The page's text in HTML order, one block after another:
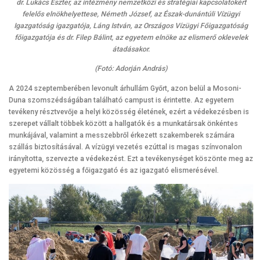
dr. Lukács Eszter, az intézmény nemzetközi és stratégiai kapcsolatokért
felelős elnökhelyettese, Németh József, az Észak-dunántúli Vízügyi
Igazgatóság igazgatója, Láng István, az Országos Vízügyi Főigazgatóság
főigazgatója és dr. Filep Bálint, az egyetem elnöke az elismerő oklevelek
átadásakor.
(Fotó: Adorján András)
A 2024 szeptemberében levonult árhullám Győrt, azon belül a Mosoni-
Duna szomszédságában található campust is érintette. Az egyetem
tevékeny résztvevője a helyi közösség életének, ezért a védekezésben is
szerepet vállalt többek között a hallgatók és a munkatársak önkéntes
munkájával, valamint a messzebbről érkezett szakemberek számára
szállás biztosításával. A vízügyi vezetés ezúttal is magas színvonalon
irányította, szervezte a védekezést. Ezt a tevékenységet köszönte meg az
egyetemi közösség a főigazgató és az igazgató elismerésével.